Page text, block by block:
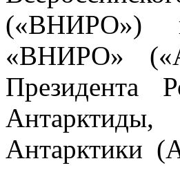
(«ВНИРО»)
«ВНИРО»
Президента
Антарктиды,
Антарктики